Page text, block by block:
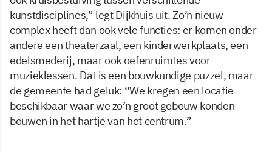
kunstdisciplines,” legt Dijkhuis uit. Zo’n nieuw
complex heeft dan ook vele functies: er komen onder
andere een theaterzaal, een kinderwerkplaats, een
edelsmederij, maar ook oefenruimtes voor
muzieklessen. Dat is een bouwkundige puzzel, maar
de gemeente had geluk: “We kregen een locatie
beschikbaar waar we zo’n groot gebouw konden
bouwen in het hartje van het centrum.”